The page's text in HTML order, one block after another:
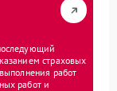
страховых
работ
работ и